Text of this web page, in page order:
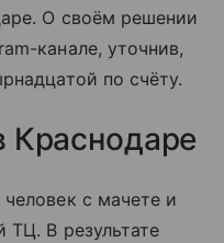
О своём решении
канале, уточнив,
по счёту.
Краснодаре
с мачете и
ТЦ. В результате